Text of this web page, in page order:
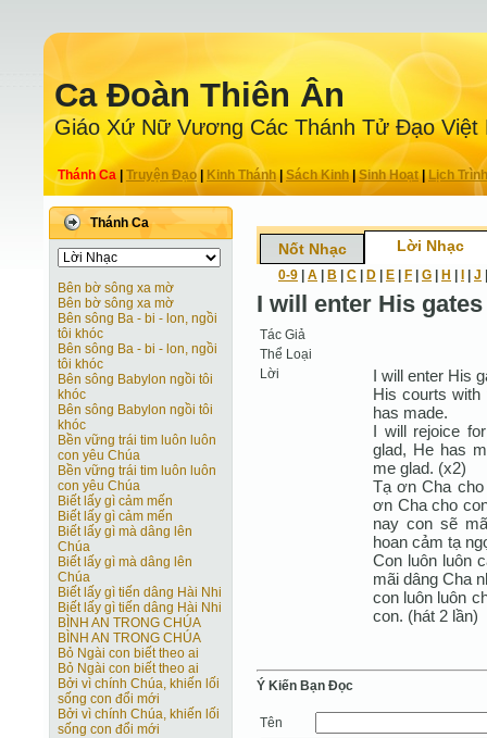
Ca Ðoàn Thiên Ân
Giáo Xứ Nữ Vương Các Thánh Tử Ðạo Việt
Thánh Ca Truyện Ðạo| Kinh Thánh Sách Kinh|Sinh Hoạt| Lịch Trình
Thánh Ca
Bên bờ sông xa mờ
Bên bờ sông xa mờ
Bên sông Ba - bi - lon, ngồi
tôi khóc
Bên sông Ba - bi - lon, ngồi
tôi khóc
Bên sông Babylon ngồi tôi
khóc
Bên sông Babylon ngồi tôi
khóc
Bền vững trái tim luôn luôn
con yêu Chúa
Bền vững trái tim luôn luôn
con yêu Chúa
Biết lấy gì cảm mến
Biết lấy gì cảm mến
Biết lấy gì mà dâng lên
Chúa
Biết lấy gì mà dâng lên
Chúa
Biết lấy gì tiến dâng Hài Nhi
Biết lấy gì tiến dâng Hài Nhi
BÌNH AN TRONG CHÚA
BÌNH AN TRONG CHÚA
Bỏ Ngài con biết theo ai
Bỏ Ngài con biết theo ai
Bởi vì chính Chúa, khiến lối
sống con đổi mới
Bởi vì chính Chúa, khiến lối
sống con đổi mới
Nốt Nhạc Lời Nhạc
0-9 A B C D E F G H J
I will enter His
Tác Giả
Thể Loại
Lời
I will enter His
His courts with
has made.
I will rejoice
glad, He has
me glad. (x2)
Tạ ơn Cha
ơn Cha cho
nay con sẽ
hoan cảm tạ
Con luôn luôn
mãi dâng Cha
con luôn luôn
con. (hát 2 lần)
Ý Kiến Bạn Ðọc
Tên